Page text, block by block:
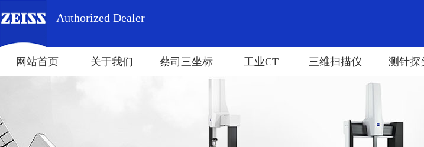
Authorized Dealer
网站首页 关于我们 蔡司三坐标 工业CT 三维扫描仪 测针探